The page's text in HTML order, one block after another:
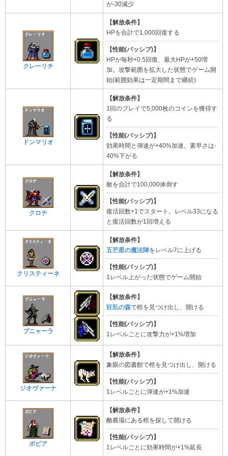
が-30減少
クレーリチ
【解放条件】
HPを合計で1,000回復する
【性能(パッシブ)】
HPが毎秒+0.5回復、最大HPが+50増
加。攻撃範囲を拡大した状態でゲーム開
始(範囲効果は一定期間まで継続)
ドンマリオ
【解放条件】
1回のプレイで5,000枚のコインを獲得す
る
【性能(パッシブ)】
効果時間と弾速が+40%加速。素早さは-
40%下がる
クロチ
【解放条件】
敵を合計で100,000体倒す
【性能(パッシブ)】
復活回数+1でスタート。レベル33になる
と復活回数が1回増える
クリスティーネ
【解放条件】
五芒星の魔法陣をレベル7に上げる
【性能(パッシブ)】
1レベル上がった状態でゲーム開始
プニャーラ
【解放条件】
狂乱の森で棺を見つけ出し、開ける
【性能(パッシブ)】
1レベルごとに攻撃力が+1%増加
ジオヴァーナ
【解放条件】
象眼の図書館で棺を見つけ出し、開ける
【性能(パッシブ)】
1レベルごとに弾速が+1%加速
ポピア
【解放条件】
酪農場にある棺を探して開ける
【性能(パッシブ)】
1レベルごとに効果時間が+1%延長